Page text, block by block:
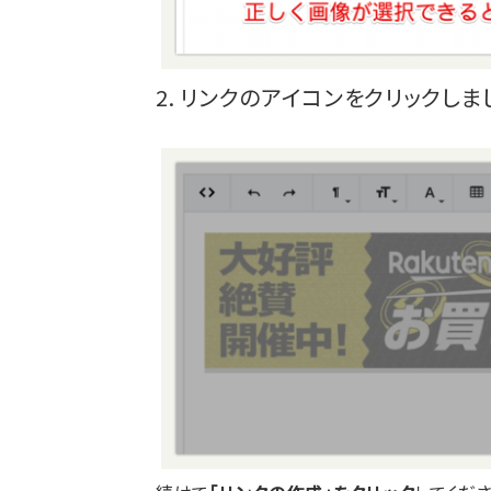
2. リンクのアイコンをクリックしま